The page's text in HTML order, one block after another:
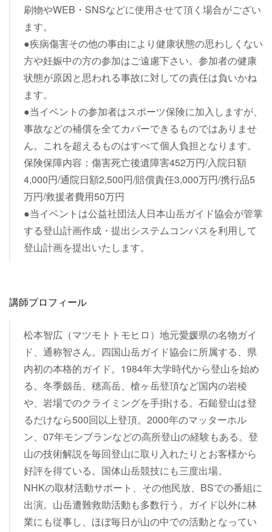
刷物やWEB・SNSなどに使用させて頂く場合がござい
ます。
●疾病傷害その他の事由により健康状態の思わしくない
方や妊娠中の方の参加はご遠慮下さい。参加者の健康
状態が原因と思われる事故に対しての責任は負いかね
ます。
●当イベントの参加者はスポーツ保険に加入しますが、
事故などの補償を全てカバーできるものではありませ
ん。これを超えるものはすべて個人負担となります。
保険保障内容：傷害死亡後遺障害452万円/入院日額
4,000円/通院日額2,500円/賠償責任3,000万円/携行品5
万円/救援者費用50万円
●当イベントは公益社団法人日本山岳ガイド協会が管掌
する登山計画作成・提出システムコンパスを利用して
登山計画を提出いたします。
講師プロフィール
松本智広（マツモトトモヒロ）地元愛媛県の名物ガイ
ド、通称智さん。四国山岳ガイド協会に所属する、県
内初の本格的ガイド。1984年大学時代から登山を始め
る。冬季劔岳、穂高岳、槍ヶ岳登頂など国内の岩稜
や、岩場でのクライミングを手掛ける。石鎚登山は登
るだけなら500回以上登頂。2000年のマッターホル
ン、07年モンブランなどの高所登山の経験もある。登
山の技術解説を毎回登山に取り入れたりとお客様から
好評を得ている。国体山岳競技にも三度出場。
NHKの取材活動サポート、その他民放、BSでの番組に
出演。山岳遭難救助活動も多数行う。ガイド以外に林
業にも従事し、ほぼ毎日が山の中での活動となってい